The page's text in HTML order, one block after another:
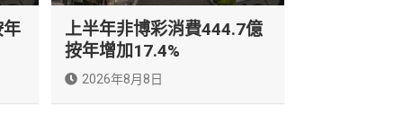
上半年非博彩消費444.7億
按年增加17.4%
2026年8月8日